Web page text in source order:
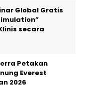
Global Gratis
Petakan